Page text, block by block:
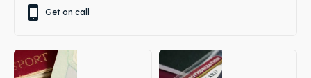
Get on call